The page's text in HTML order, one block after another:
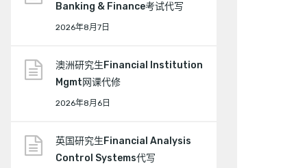
Banking & Finance考试代写
2026年8月7日
澳洲研究生Financial Institution
Mgmt网课代修
2026年8月6日
英国研究生Financial Analysis
Control Systems代写